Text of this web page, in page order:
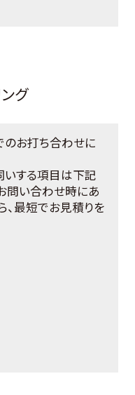
グ
お打ち合わせに
いする項目は下記
問い合わせ時にあ
、最短でお見積りを